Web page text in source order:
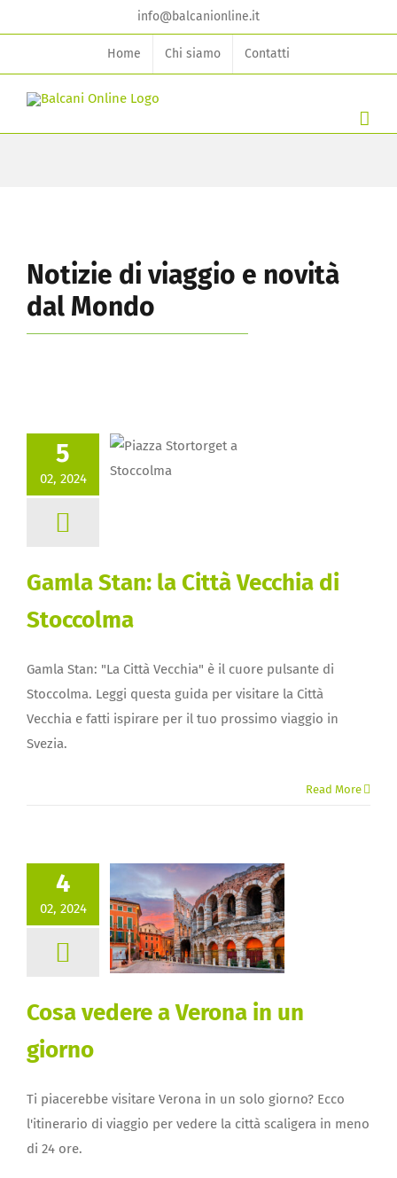
to
info@balcanionline.it
Home Chi siamo Contatti
Notizie di viaggio e novità
dal Mondo
5
02, 2024
Gamla Stan: la Città Vecchia di
Stoccolma
Gamla Stan: "La Città Vecchia" è il cuore pulsante di
Stoccolma. Leggi questa guida per visitare la Città
Vecchia e fatti ispirare per il tuo prossimo viaggio in
Svezia.
Read More
4
02, 2024
Cosa vedere a Verona in un
giorno
Ti piacerebbe visitare Verona in un solo giorno? Ecco
l'itinerario di viaggio per vedere la città scaligera in meno
di 24 ore.